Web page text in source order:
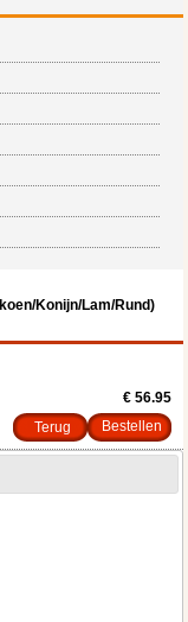
Konijn/Lam/Rund)
€ 56.95
Terug